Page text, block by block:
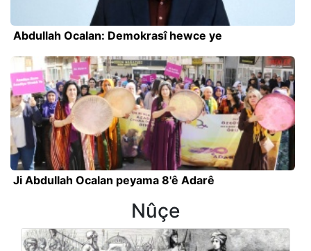
Abdullah Ocalan: Demokrasî hewce ye
Ji Abdullah Ocalan peyama 8'ê Adarê
Nûçe